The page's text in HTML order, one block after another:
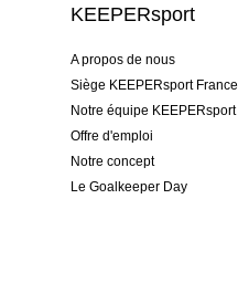
KEEPERsport
A propos de nous
Siège KEEPERsport France
Notre équipe KEEPERsport
Offre d'emploi
Notre concept
Le Goalkeeper Day